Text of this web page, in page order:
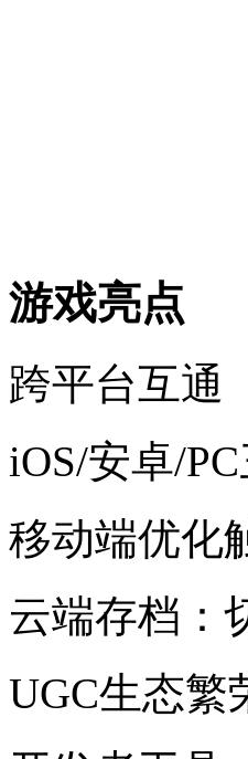
游戏亮点
跨平台互通
iOS/安卓/
移动端优化
云端存档：
UGC生态繁